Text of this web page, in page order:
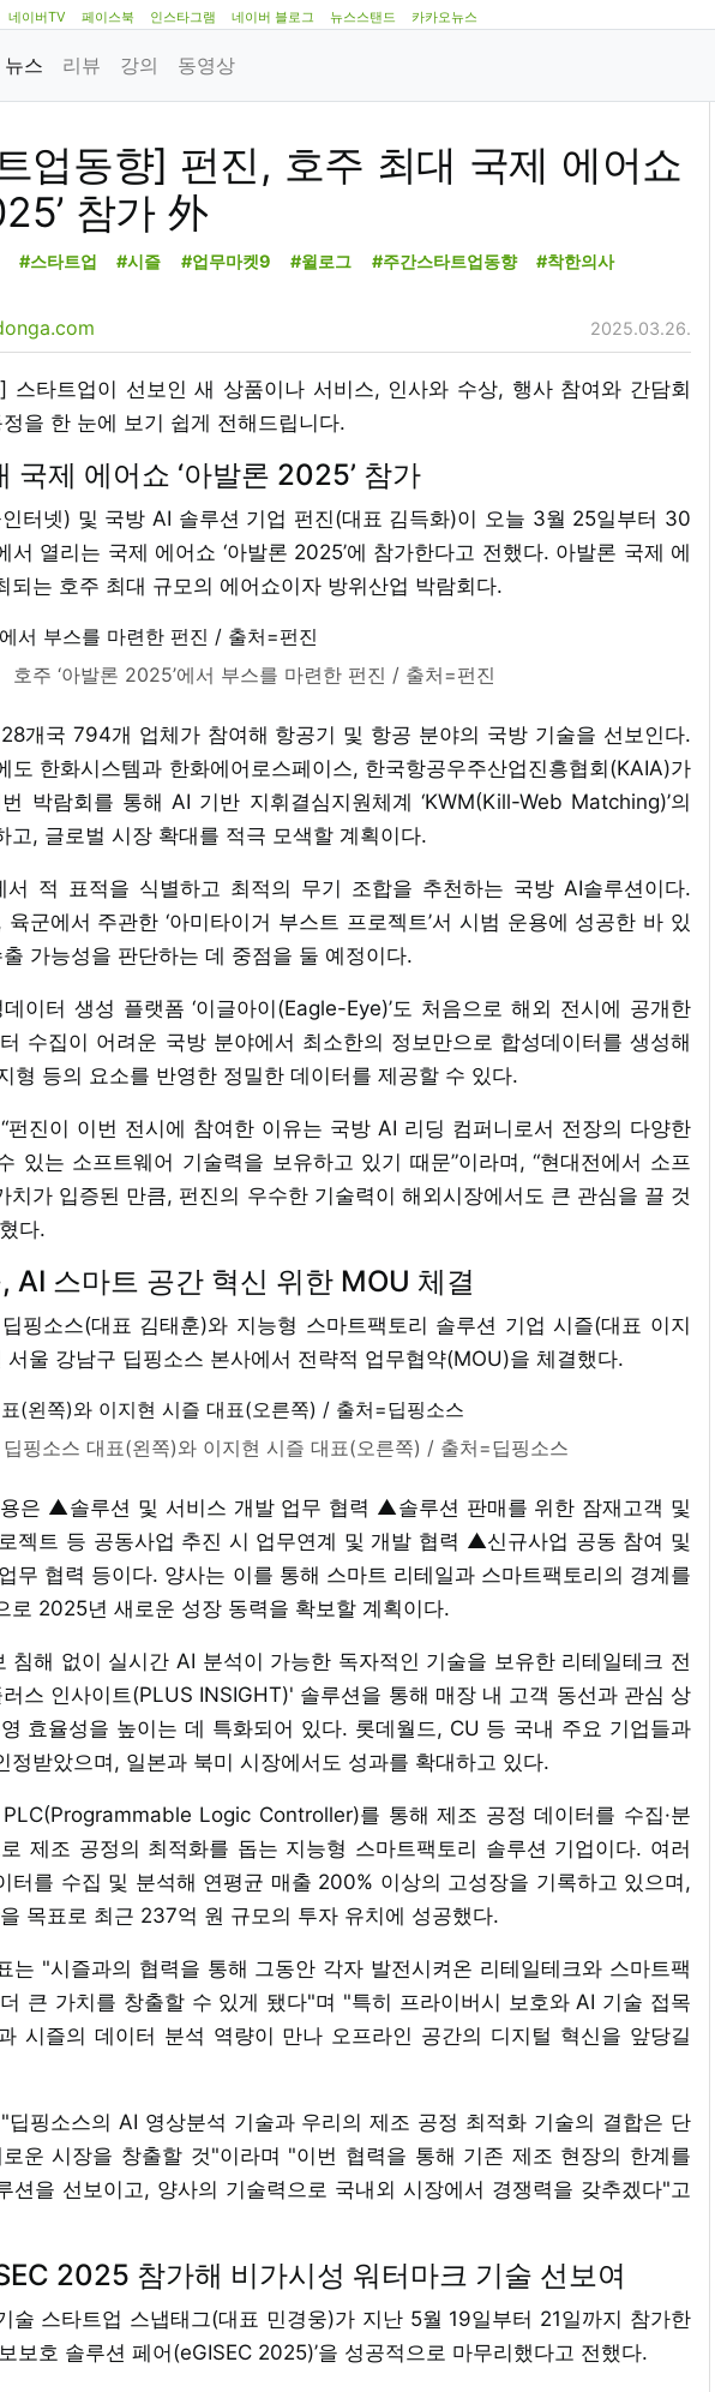
네이버TV 페이스북 인스타그램 네이버 블로그 뉴스스탠드 카카오뉴스
뉴스 리뷰 강의 동영상
업동향] 펀진, 호주 최대 국제 에어쇼
참가 外
#스타트업 #시즐 #업무마켓9 #윌로그 #주간스타트업동향
#착한의사
2025.03.26.
스타트업이 선보인 새 상품이나 서비스, 인사와 수상, 행사 참여와 간담회
을 한 눈에 보기 쉽게 전해드립니다.
국제 에어쇼 ‘아발론 2025’ 참가
터넷) 및 국방 AI 솔루션 기업 펀진(대표 김득화)이 오늘 3월 25일부터 30
서 열리는 국제 에어쇼 ‘아발론 2025’에 참가한다고 전했다. 아발론 국제 에
되는 호주 최대 규모의 에어쇼이자 방위산업 박람회다.
호주 ‘아발론 2025’에서 부스를 마련한 펀진 / 출처=펀진
개국 794개 업체가 참여해 항공기 및 항공 분야의 국방 기술을 선보인다.
도 한화시스템과 한화에어로스페이스, 한국항공우주산업진흥협회(KAIA)가
박람회를 통해 AI 기반 지휘결심지원체계 ‘KWM(Kill-Web Matching)’의
고, 글로벌 시장 확대를 적극 모색할 계획이다.
서 적 표적을 식별하고 최적의 무기 조합을 추천하는 국방 AI솔루션이다.
군에서 주관한 ‘아미타이거 부스트 프로젝트’서 시범 운용에 성공한 바 있
가능성을 판단하는 데 중점을 둘 예정이다.
이터 생성 플랫폼 ‘이글아이(Eagle-Eye)’도 처음으로 해외 전시에 공개한
수집이 어려운 국방 분야에서 최소한의 정보만으로 합성데이터를 생성해
형 등의 요소를 반영한 정밀한 데이터를 제공할 수 있다.
펀진이 이번 전시에 참여한 이유는 국방 AI 리딩 컴퍼니로서 전장의 다양한
있는 소프트웨어 기술력을 보유하고 있기 때문”이라며, “현대전에서 소프
치가 입증된 만큼, 펀진의 우수한 기술력이 해외시장에서도 큰 관심을 끌 것
다.
AI 스마트 공간 혁신 위한 MOU 체결
핑소스(대표 김태훈)와 지능형 스마트팩토리 솔루션 기업 시즐(대표 이지
울 강남구 딥핑소스 본사에서 전략적 업무협약(MOU)을 체결했다.
핑소스 대표(왼쪽)와 이지현 시즐 대표(오른쪽) / 출처=딥핑소스
은 ▲솔루션 및 서비스 개발 업무 협력 ▲솔루션 판매를 위한 잠재고객 및
젝트 등 공동사업 추진 시 업무연계 및 개발 협력 ▲신규사업 공동 참여 및
무 협력 등이다. 양사는 이를 통해 스마트 리테일과 스마트팩토리의 경계를
로 2025년 새로운 성장 동력을 확보할 계획이다.
침해 없이 실시간 AI 분석이 가능한 독자적인 기술을 보유한 리테일테크 전
스 인사이트(PLUS INSIGHT)' 솔루션을 통해 매장 내 고객 동선과 관심 상
효율성을 높이는 데 특화되어 있다. 롯데월드, CU 등 국내 주요 기업들과
정받았으며, 일본과 북미 시장에서도 성과를 확대하고 있다.
Logic Controller)를 통해 제조 공정 데이터를 수집·분
제조 공정의 최적화를 돕는 지능형 스마트팩토리 솔루션 기업이다. 여러
터를 수집 및 분석해 연평균 매출 200% 이상의 고성장을 기록하고 있으며,
목표로 최근 237억 원 규모의 투자 유치에 성공했다.
는 "시즐과의 협력을 통해 그동안 각자 발전시켜온 리테일테크와 스마트팩
큰 가치를 창출할 수 있게 됐다"며 "특히 프라이버시 보호와 AI 기술 접목
시즐의 데이터 분석 역량이 만나 오프라인 공간의 디지털 혁신을 앞당길
딥핑소스의 AI 영상분석 기술과 우리의 제조 공정 최적화 기술의 결합은 단
운 시장을 창출할 것"이라며 "이번 협력을 통해 기존 제조 현장의 한계를
션을 선보이고, 양사의 기술력으로 국내외 시장에서 경쟁력을 갖추겠다"고
2025 참가해 비가시성 워터마크 기술 선보여
술 스타트업 스냅태그(대표 민경웅)가 지난 5월 19일부터 21일까지 참가한
보호 솔루션 페어(eGISEC 2025)’을 성공적으로 마무리했다고 전했다.